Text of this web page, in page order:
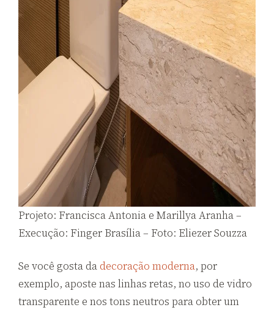
Projeto: Francisca Antonia e Marillya Aranha –
Execução: Finger Brasília – Foto: Eliezer Souzza
Se você gosta dadecoração moderna, por
exemplo, aposte nas linhas retas, no uso de vidro
transparente e nos tons neutros para obter um